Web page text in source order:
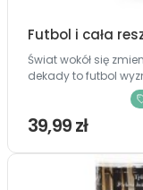
Futbol i cała
Świat wokół się
dekady to futbol
39,99 zł